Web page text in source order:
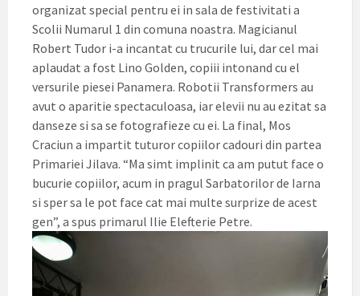
organizat special pentru ei in sala de festivitati a
Scolii Numarul 1 din comuna noastra. Magicianul
Robert Tudor i-a incantat cu trucurile lui, dar cel mai
aplaudat a fost Lino Golden, copiii intonand cu el
versurile piesei Panamera. Robotii Transformers au
avut o aparitie spectaculoasa, iar elevii nu au ezitat sa
danseze si sa se fotografieze cu ei. La final, Mos
Craciun a impartit tuturor copiilor cadouri din partea
Primariei Jilava. “Ma simt implinit ca am putut face o
bucurie copiilor, acum in pragul Sarbatorilor de Iarna
si sper sa le pot face cat mai multe surprize de acest
gen”, a spus primarul Ilie Elefterie Petre.